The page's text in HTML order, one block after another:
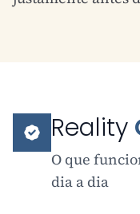
Reality
O que
dia a dia